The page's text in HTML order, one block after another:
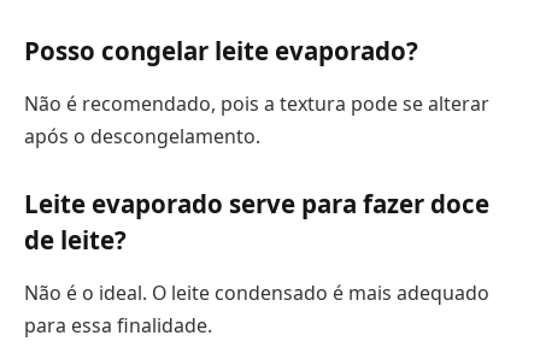
Posso congelar leite evaporado?
Não é recomendado, pois a textura pode se alterar
após o descongelamento.
Leite evaporado serve para fazer doce
de leite?
Não é o ideal. O leite condensado é mais adequado
para essa finalidade.